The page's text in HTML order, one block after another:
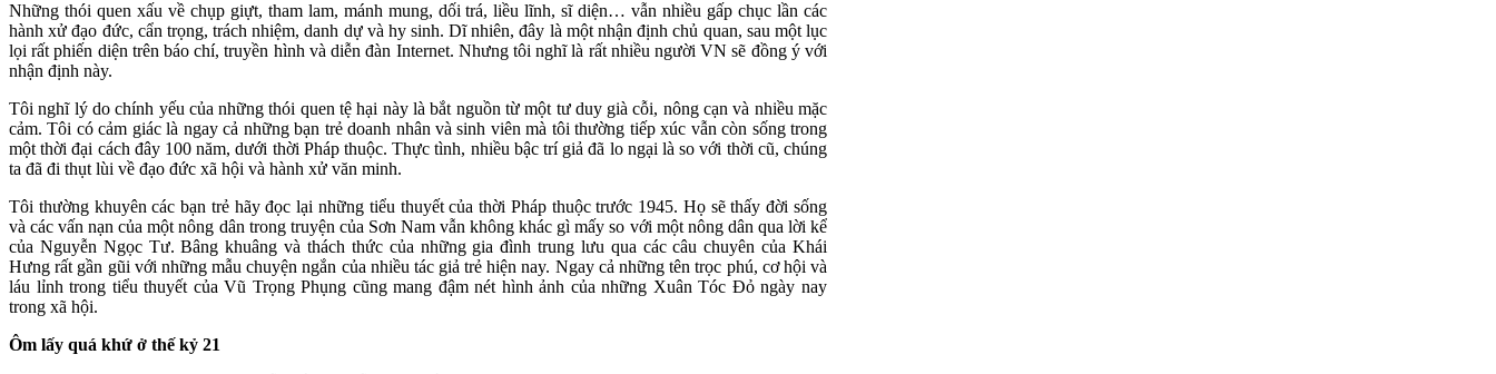
Những thói quen xấu về chụp giựt, tham lam, mánh mung, dối trá, liều lĩnh, sĩ diện… vẫn nhiều gấp chục lần các
hành xử đạo đức, cẩn trọng, trách nhiệm, danh dự và hy sinh. Dĩ nhiên, đây là một nhận định chủ quan, sau một lục
lọi rất phiến diện trên báo chí, truyền hình và diễn đàn Internet. Nhưng tôi nghĩ là rất nhiều người VN sẽ đồng ý với
nhận định này.
Tôi nghĩ lý do chính yếu của những thói quen tệ hại này là bắt nguồn từ một tư duy già cỗi, nông cạn và nhiều mặc
cảm. Tôi có cảm giác là ngay cả những bạn trẻ doanh nhân và sinh viên mà tôi thường tiếp xúc vẫn còn sống trong
một thời đại cách đây 100 năm, dưới thời Pháp thuộc. Thực tình, nhiều bậc trí giả đã lo ngại là so với thời cũ, chúng
ta đã đi thụt lùi về đạo đức xã hội và hành xử văn minh.
Tôi thường khuyên các bạn trẻ hãy đọc lại những tiểu thuyết của thời Pháp thuộc trước 1945. Họ sẽ thấy đời sống
và các vấn nạn của một nông dân trong truyện của Sơn Nam vẫn không khác gì mấy so với một nông dân qua lời kể
của Nguyễn Ngọc Tư. Bâng khuâng và thách thức của những gia đình trung lưu qua các câu chuyên của Khái
Hưng rất gần gũi với những mẫu chuyện ngắn của nhiều tác giả trẻ hiện nay. Ngay cả những tên trọc phú, cơ hội và
láu lỉnh trong tiểu thuyết của Vũ Trọng Phụng cũng mang đậm nét hình ảnh của những Xuân Tóc Đỏ ngày nay
trong xã hội.
Ôm lấy quá khứ ở thế kỷ 21